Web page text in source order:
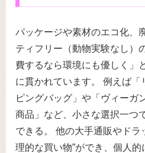
パッケージや素材のエコ化、
ティフリー（動物実験なし）
費するなら環境にも優しく」
に貫かれています。 例えば「
ピングバッグ」や「ヴィーガ
商品」など、小さな選択一つ
できる。 他の大手通販やドラ
理的な買い物”ができ、個人